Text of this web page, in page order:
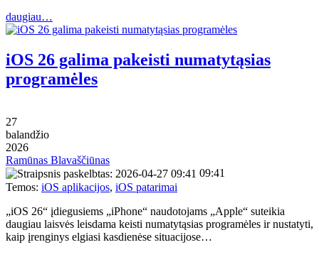
daugiau…
iOS 26 galima pakeisti numatytąsias
programėles
27
balandžio
2026
Ramūnas Blavaščiūnas
09:41
Temos: iOS aplikacijos, iOS patarimai
„iOS 26“ įdiegusiems „iPhone“ naudotojams „Apple“ suteikia
daugiau laisvės leisdama keisti numatytąsias programėles ir nustatyti,
kaip įrenginys elgiasi kasdienėse situacijose…